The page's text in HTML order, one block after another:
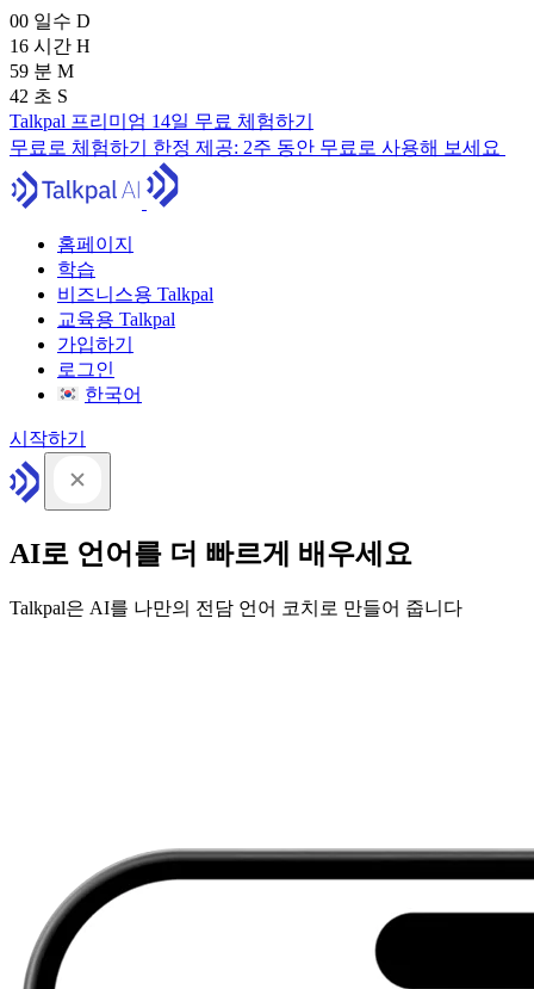
00 일수 D
16 시간 H
59 분 M
41 초 S
Talkpal 프리미엄 14일 무료 체험하기
무료로 체험하기 한정 제공: 2주 동안 무료로 사용해 보세요
홈페이지
학습
비즈니스용 Talkpal
교육용 Talkpal
가입하기
로그인
한국어
시작하기
AI로 언어를 더 빠르게 배우세요
Talkpal은 AI를 나만의 전담 언어 코치로 만들어 줍니다